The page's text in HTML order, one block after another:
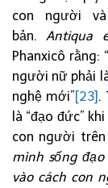
con người
bản.Antiqua
Phanxicô rằng:
người nữ phải
nghệ mới”[23] .
là “đạo đức”
con người
mình sống
vào cách con